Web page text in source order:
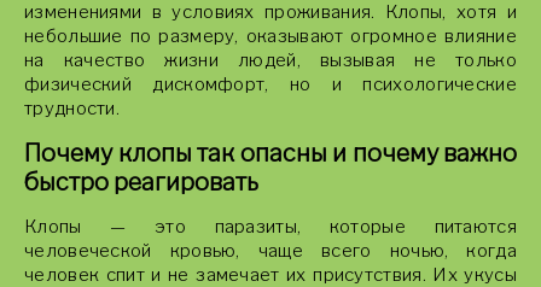
изменениями в условиях проживания. Клопы, хотя и
небольшие по размеру, оказывают огромное влияние
на качество жизни людей, вызывая не только
физический дискомфорт, но и психологические
трудности.
Почему клопы так опасны и почему важно
быстро реагировать
Клопы — это паразиты, которые питаются
человеческой кровью, чаще всего ночью, когда
человек спит и не замечает их присутствия. Их укусы